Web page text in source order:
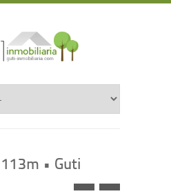
• Guti